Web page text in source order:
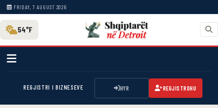
FRIDAY, 7 AUGUST 2026
54°F
REGJISTRI I BIZNESEVE HYR REGJISTROHU